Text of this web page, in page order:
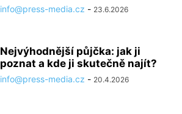
info@press-media.cz - 23.6.2026
Nejvýhodnější půjčka: jak ji
poznat a kde ji skutečně najít?
info@press-media.cz - 20.4.2026